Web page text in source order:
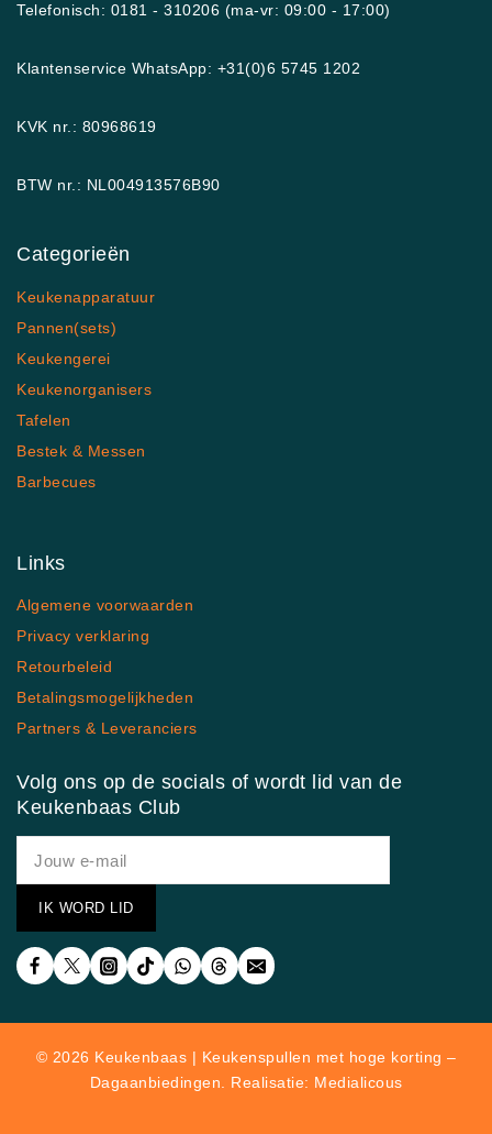
Telefonisch: 0181 - 310206 (ma-vr: 09:00 - 17:00)
Klantenservice WhatsApp: +31(0)6 5745 1202
KVK nr.: 80968619
BTW nr.: NL004913576B90
Categorieën
Keukenapparatuur
Pannen(sets)
Keukengerei
Keukenorganisers
Tafelen
Bestek & Messen
Barbecues
Links
Algemene voorwaarden
Privacy verklaring
Retourbeleid
Betalingsmogelijkheden
Partners & Leveranciers
Volg ons op de socials of wordt lid van de
Keukenbaas Club
© 2026 Keukenbaas | Keukenspullen met hoge korting –
Dagaanbiedingen. Realisatie: Medialicous